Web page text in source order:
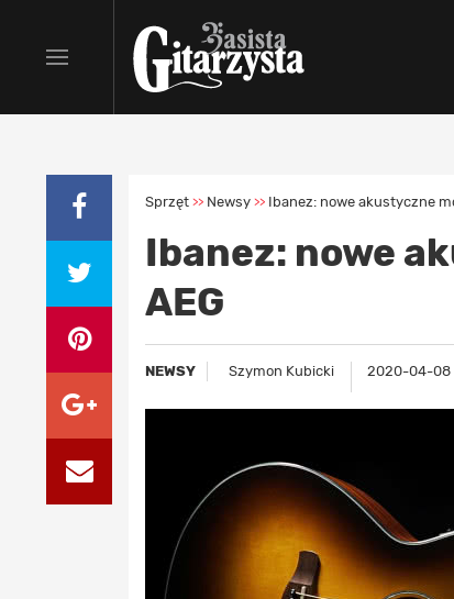
Sprzęt >> Newsy >> Ibanez: nowe akustyczne
Ibanez: nowe
AEG
NEWSY Szymon Kubicki 2020-04-08